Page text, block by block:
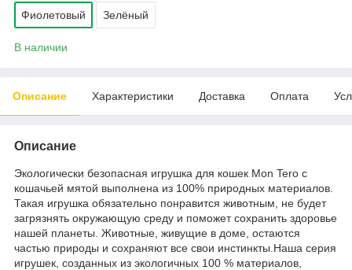
Фиолетовый Зелёный
В наличии
Описание Характеристики Доставка Оплата
Описание
Экологически безопасная игрушка для кошек Mon Tero с
кошачьей мятой выполнена из 100% природных материалов.
Такая игрушка обязательно понравится животным, не будет
загрязнять окружающую среду и поможет сохранить здоровье
нашей планеты. Животные, живущие в доме, остаются
частью природы и сохраняют все свои инстинкты.Наша серия
игрушек, созданных из экологичных 100 % материалов,